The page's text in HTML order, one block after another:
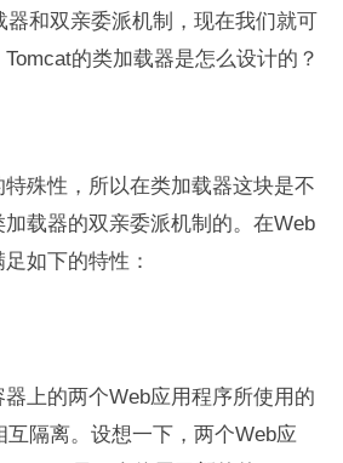
器和双亲委派机制，现在我们就可
的类加载器是怎么设计的？
殊性，所以在类加载器这块是不
载器的双亲委派机制的。在Web
如下的特性：
上的两个Web应用程序所使用的
隔离。设想一下，两个Web应